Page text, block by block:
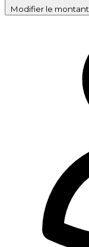
Modifier le montant